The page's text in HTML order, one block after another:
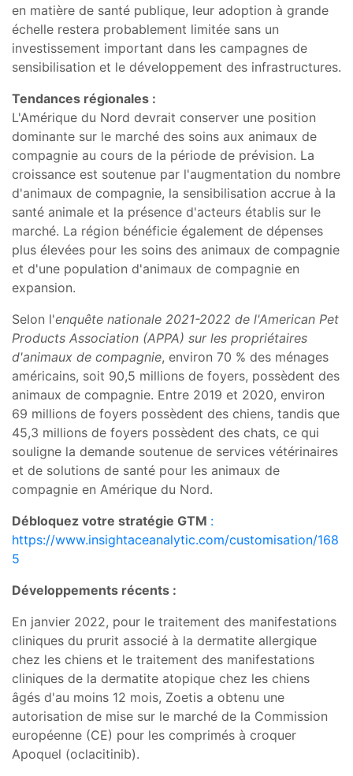
en matière de santé publique, leur adoption à grande
échelle restera probablement limitée sans un
investissement important dans les campagnes de
sensibilisation et le développement des infrastructures.
Tendances régionales :
L'Amérique du Nord devrait conserver une position
dominante sur le marché des soins aux animaux de
compagnie au cours de la période de prévision. La
croissance est soutenue par l'augmentation du nombre
d'animaux de compagnie, la sensibilisation accrue à la
santé animale et la présence d'acteurs établis sur le
marché. La région bénéficie également de dépenses
plus élevées pour les soins des animaux de compagnie
et d'une population d'animaux de compagnie en
expansion.
Selon l'enquête nationale 2021-2022 de l'American Pet
Products Association (APPA) sur les propriétaires
d'animaux de compagnie, environ 70 % des ménages
américains, soit 90,5 millions de foyers, possèdent des
animaux de compagnie. Entre 2019 et 2020, environ
69 millions de foyers possèdent des chiens, tandis que
45,3 millions de foyers possèdent des chats, ce qui
souligne la demande soutenue de services vétérinaires
et de solutions de santé pour les animaux de
compagnie en Amérique du Nord.
Débloquez votre stratégie GTM :
https://www.insightaceanalytic.com/customisation/168
5
Développements récents :
En janvier 2022, pour le traitement des manifestations
cliniques du prurit associé à la dermatite allergique
chez les chiens et le traitement des manifestations
cliniques de la dermatite atopique chez les chiens
âgés d'au moins 12 mois, Zoetis a obtenu une
autorisation de mise sur le marché de la Commission
européenne (CE) pour les comprimés à croquer
Apoquel (oclacitinib).